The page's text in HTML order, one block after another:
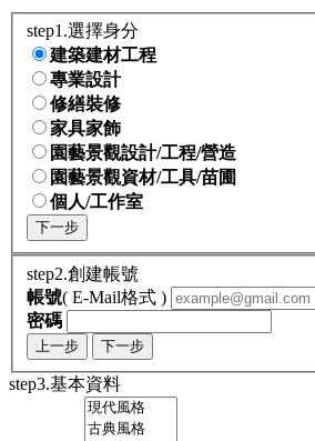
step1.選擇身分
建築建材工程
專業設計
修繕裝修
家具家飾
園藝景觀設計/工程/營造
園藝景觀資材/工具/苗圃
個人/工作室
下一步
step2.創建帳號
帳號( E-Mail格式 )
密碼
上一步 下一步
step3.基本資料